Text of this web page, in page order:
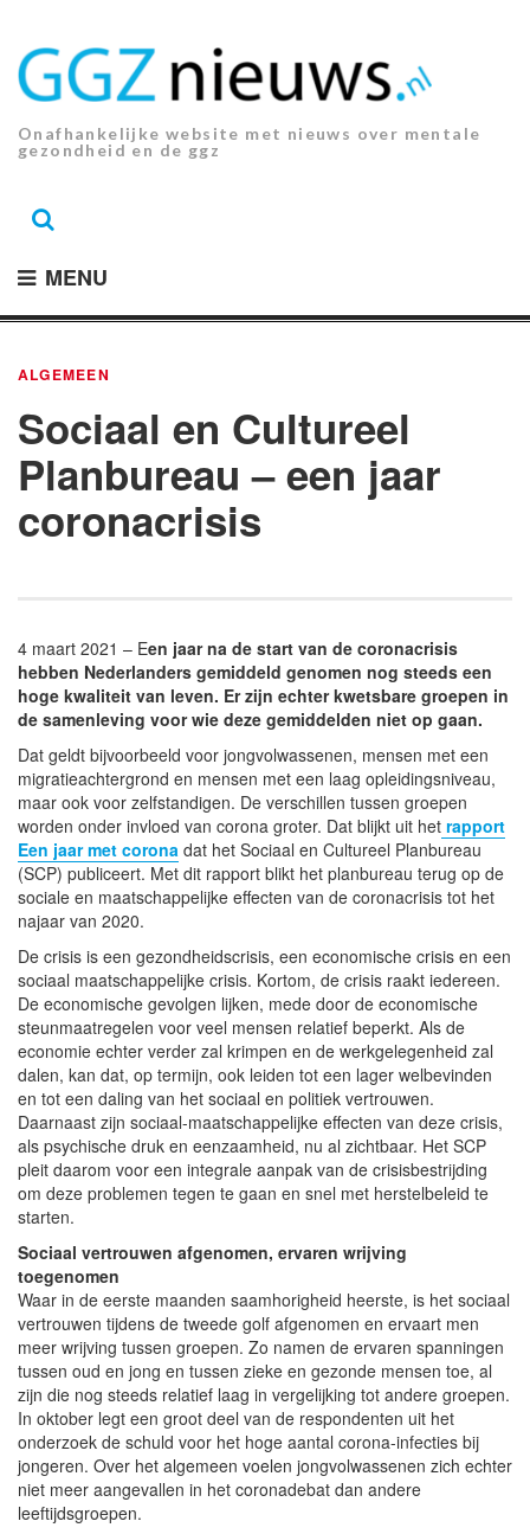
inhoud.
Onafhankelijke website met nieuws over mentale
gezondheid en de ggz
MENU
ALGEMEEN
Sociaal en Cultureel
Planbureau – een jaar
coronacrisis
4 maart 2021 – Een jaar na de start van de coronacrisis
hebben Nederlanders gemiddeld genomen nog steeds een
hoge kwaliteit van leven. Er zijn echter kwetsbare groepen in
de samenleving voor wie deze gemiddelden niet op gaan.
Dat geldt bijvoorbeeld voor jongvolwassenen, mensen met een
migratieachtergrond en mensen met een laag opleidingsniveau,
maar ook voor zelfstandigen. De verschillen tussen groepen
worden onder invloed van corona groter. Dat blijkt uit het rapport
Een jaar met corona dat het Sociaal en Cultureel Planbureau
(SCP) publiceert. Met dit rapport blikt het planbureau terug op de
sociale en maatschappelijke effecten van de coronacrisis tot het
najaar van 2020.
De crisis is een gezondheidscrisis, een economische crisis en een
sociaal maatschappelijke crisis. Kortom, de crisis raakt iedereen.
De economische gevolgen lijken, mede door de economische
steunmaatregelen voor veel mensen relatief beperkt. Als de
economie echter verder zal krimpen en de werkgelegenheid zal
dalen, kan dat, op termijn, ook leiden tot een lager welbevinden
en tot een daling van het sociaal en politiek vertrouwen.
Daarnaast zijn sociaal-maatschappelijke effecten van deze crisis,
als psychische druk en eenzaamheid, nu al zichtbaar. Het SCP
pleit daarom voor een integrale aanpak van de crisisbestrijding
om deze problemen tegen te gaan en snel met herstelbeleid te
starten.
Sociaal vertrouwen afgenomen, ervaren wrijving
toegenomen
Waar in de eerste maanden saamhorigheid heerste, is het sociaal
vertrouwen tijdens de tweede golf afgenomen en ervaart men
meer wrijving tussen groepen. Zo namen de ervaren spanningen
tussen oud en jong en tussen zieke en gezonde mensen toe, al
zijn die nog steeds relatief laag in vergelijking tot andere groepen.
In oktober legt een groot deel van de respondenten uit het
onderzoek de schuld voor het hoge aantal corona-infecties bij
jongeren. Over het algemeen voelen jongvolwassenen zich echter
niet meer aangevallen in het coronadebat dan andere
leeftijdsgroepen.